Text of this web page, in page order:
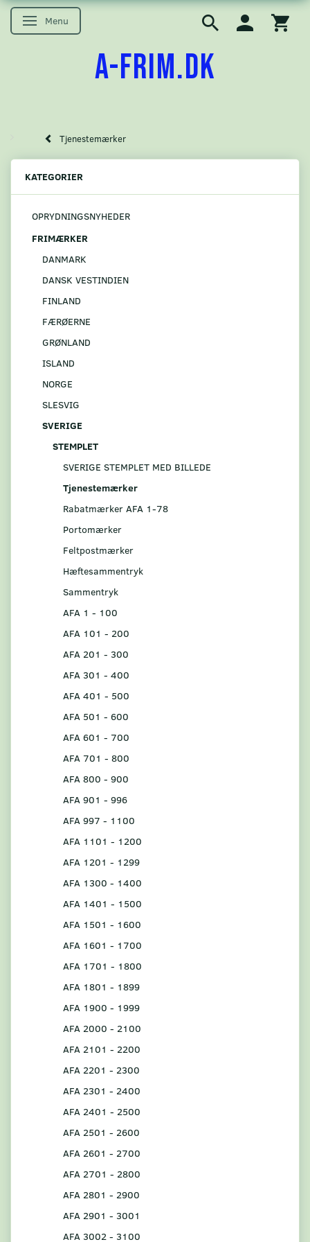
Skifte navigation
Menu
A-FRIM.DK
Tjenestemærker
KATEGORIER
OPRYDNINGSNYHEDER
FRIMÆRKER
DANMARK
DANSK VESTINDIEN
FINLAND
FÆRØERNE
GRØNLAND
ISLAND
NORGE
SLESVIG
SVERIGE
STEMPLET
SVERIGE STEMPLET MED BILLEDE
Tjenestemærker
Rabatmærker AFA 1-78
Portomærker
Feltpostmærker
Hæftesammentryk
Sammentryk
AFA 1 - 100
AFA 101 - 200
AFA 201 - 300
AFA 301 - 400
AFA 401 - 500
AFA 501 - 600
AFA 601 - 700
AFA 701 - 800
AFA 800 - 900
AFA 901 - 996
AFA 997 - 1100
AFA 1101 - 1200
AFA 1201 - 1299
AFA 1300 - 1400
AFA 1401 - 1500
AFA 1501 - 1600
AFA 1601 - 1700
AFA 1701 - 1800
AFA 1801 - 1899
AFA 1900 - 1999
AFA 2000 - 2100
AFA 2101 - 2200
AFA 2201 - 2300
AFA 2301 - 2400
AFA 2401 - 2500
AFA 2501 - 2600
AFA 2601 - 2700
AFA 2701 - 2800
AFA 2801 - 2900
AFA 2901 - 3001
AFA 3002 - 3100